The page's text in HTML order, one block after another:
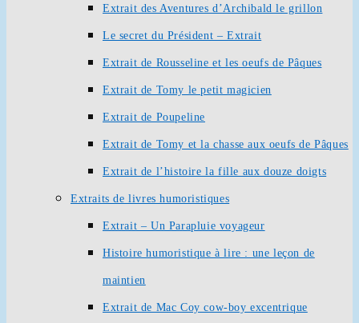
Extrait des Aventures d’Archibald le grillon
Le secret du Président – Extrait
Extrait de Rousseline et les oeufs de Pâques
Extrait de Tomy le petit magicien
Extrait de Poupeline
Extrait de Tomy et la chasse aux oeufs de Pâques
Extrait de l’histoire la fille aux douze doigts
Extraits de livres humoristiques
Extrait – Un Parapluie voyageur
Histoire humoristique à lire : une leçon de
maintien
Extrait de Mac Coy cow-boy excentrique